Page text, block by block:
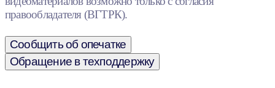
правообладателя (ВГТРК).
Сообщить об опечатке
Обращение в техподдержку